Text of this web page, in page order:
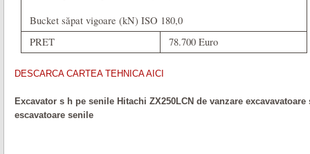
Bucket săpat vigoare (kN) ISO 180,0
PRET
78.700 Euro
DESCARCA CARTEA TEHNICA AICI
Excavator s h pe senile Hitachi ZX250LCN de vanzare
escavatoare senile